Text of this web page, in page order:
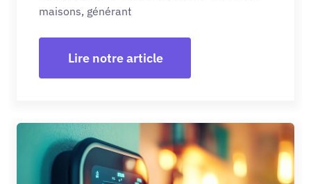
maisons, générant
Lire notre article